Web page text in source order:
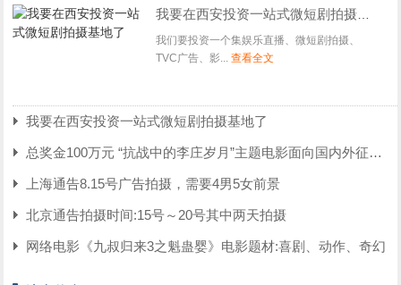
我们要投资一个集娱乐直播、微短剧拍摄、
TVC广告、影...查看全文
我要在西安投资一站式微短剧拍摄基地了
总奖金100万元 “抗战中的李庄岁月”主题电影面向国内外征集剧
上海通告8.15号广告拍摄，需要4男5女前景
北京通告拍摄时间:15号～20号其中两天拍摄
网络电影《九叔归来3之魁蛊婴》电影题材:喜剧、动作、奇幻